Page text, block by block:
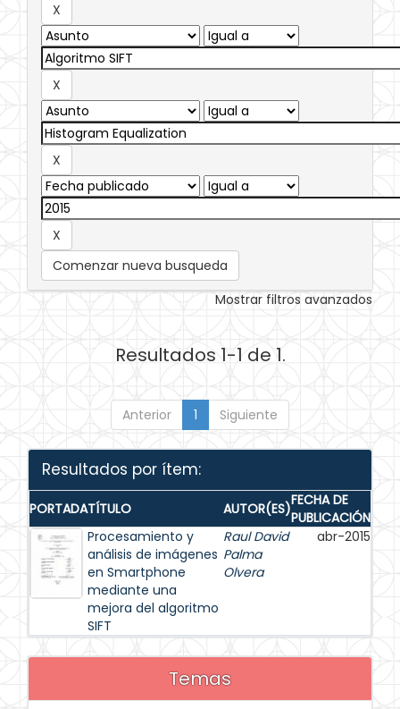
Comenzar nueva busqueda
Mostrar filtros avanzados
Resultados 1-1 de 1.
Anterior 1 Siguiente
Resultados por ítem:
PORTADATÍTULO AUTOR(ES)FECHA DE
PUBLICACIÓN
Procesamiento y
análisis de imágenes
en Smartphone
mediante una
mejora del algoritmo
SIFT
Raul David
Palma
Olvera
abr-2015
Temas